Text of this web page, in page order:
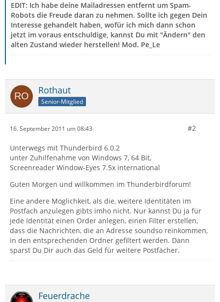
EDIT: Ich habe deine Mailadressen entfernt um Spam-
Robots die Freude daran zu nehmen. Sollte ich gegen Dein
Interesse gehandelt haben, wofür ich mich dann schon
jetzt im voraus entschuldige, kannst Du mit "Ändern" den
alten Zustand wieder herstellen! Mod. Pe_Le
Rothaut
Senior-Mitglied
16. September 2011 um 08:43 #2
Unterwegs mit Thunderbird 6.0.2
unter Zuhilfenahme von Windows 7, 64 Bit,
Screenreader Window-Eyes 7.5x international
Guten Morgen und willkommen im Thunderbirdforum!
Eine andere Möglichkeit, als die, weitere Identitäten im
Postfach anzulegen gibts imho nicht. Nur kannst Du ja für
jede Identität einen Order anlegen, einen Filter erstellen,
dass die Nachrichten, die an Adresse soundso reinkommen,
in den entsprechenden Ordner gefiltert werden. Dann
sparst Du Dir auch das Geld für weitere Postfächer.
Feuerdrache